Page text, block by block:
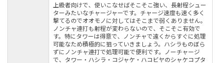
上級者向けで、使いこなせばそこそこ強い、長射程シュー
ターみたいなチャージャーです。チャージ速度も速く多く
撃てるのでオオモノに対してはそこまで弱くありません。
ノンチャ連打も射程が変わらないので、そこそこ有効で
す。特にタワーは得意で、ノンチャで遠くからすぐに処理
可能なため積極的に狙っていきましょう。ハシラものぼら
ずにノンチャ連打で処理可能で便利です。ノーチャージ
で、タワー・ハシラ・コジャケ・ハコビヤのシャケコプタ